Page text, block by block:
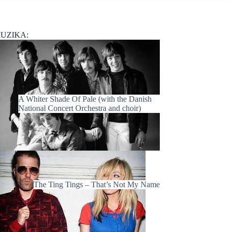
A Whiter Shade Of Pale (with the Danish
National Concert Orchestra and choir)
The Ting Tings – That’s Not My Name